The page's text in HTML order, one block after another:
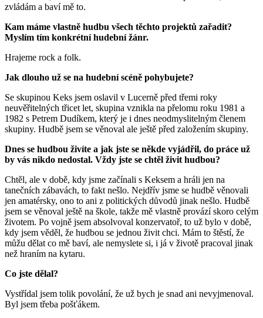
zvládám a baví mě to.
Kam máme vlastně hudbu všech těchto projektů zařadit?
Myslím tím konkrétní hudební žánr.
Hrajeme rock a folk.
Jak dlouho už se na hudební scéně pohybujete?
Se skupinou Keks jsem oslavil v Lucerně před třemi roky
neuvěřitelných třicet let, skupina vznikla na přelomu roku 1981 a
1982 s Petrem Dudíkem, který je i dnes neodmyslitelným členem
skupiny. Hudbě jsem se věnoval ale ještě před založením skupiny.
Dnes se hudbou živíte a jak jste se někde vyjádřil, do práce už
by vás nikdo nedostal. Vždy jste se chtěl živit hudbou?
Chtěl, ale v době, kdy jsme začínali s Keksem a hráli jen na
tanečních zábavách, to fakt nešlo. Nejdřív jsme se hudbě věnovali
jen amatérsky, ono to ani z politických důvodů jinak nešlo. Hudbě
jsem se věnoval ještě na škole, takže mě vlastně provází skoro celým
životem. Po vojně jsem absolvoval konzervatoř, to už bylo v době,
kdy jsem věděl, že hudbou se jednou živit chci. Mám to štěstí, že
můžu dělat co mě baví, ale nemyslete si, i já v životě pracoval jinak
než hraním na kytaru.
Co jste dělal?
Vystřídal jsem tolik povolání, že už bych je snad ani nevyjmenoval.
Byl jsem třeba pošťákem.